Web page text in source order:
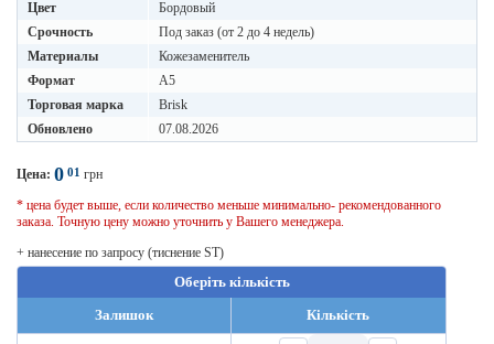
Цвет
Бордовый
Срочность
Под заказ (от 2 до 4 недель)
Материалы
Кожезаменитель
Формат
A5
Торговая марка
Brisk
Обновлено
07.08.2026
Цена: 0 01 грн
* цена будет выше, если количество меньше минимально- рекомендованного
заказа. Точную цену можно уточнить у Вашего менеджера.
+ нанесение по запросу (тиснение ST)
Оберіть кількість
Залишок
Кількість